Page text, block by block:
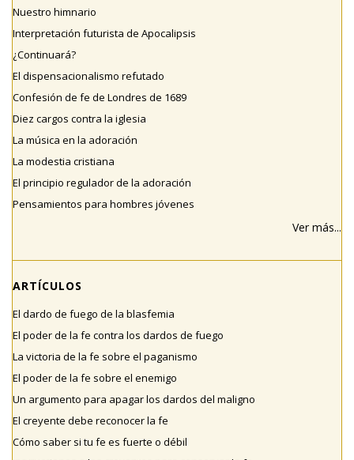
Nuestro himnario
Interpretación futurista de Apocalipsis
¿Continuará?
El dispensacionalismo refutado
Confesión de fe de Londres de 1689
Diez cargos contra la iglesia
La música en la adoración
La modestia cristiana
El principio regulador de la adoración
Pensamientos para hombres jóvenes
Ver más...
ARTÍCULOS
El dardo de fuego de la blasfemia
El poder de la fe contra los dardos de fuego
La victoria de la fe sobre el paganismo
El poder de la fe sobre el enemigo
Un argumento para apagar los dardos del maligno
El creyente debe reconocer la fe
Cómo saber si tu fe es fuerte o débil